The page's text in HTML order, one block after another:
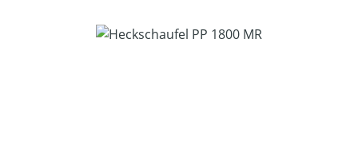
Bildergalerie überspringen